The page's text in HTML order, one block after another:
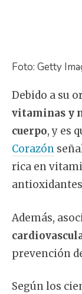
Foto: Getty
Debido a su
vitaminas y
cuerpo, y es
Corazón
rica en
Además,
prevención
Según los